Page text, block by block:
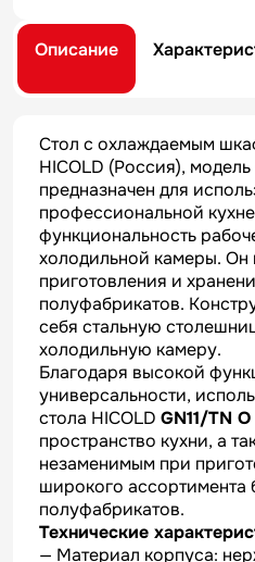
Описание
Стол с охлаждаемым
HICOLD (Россия), модель
предназначен для
профессиональной
функциональность
холодильной камеры. Он
приготовления и
полуфабрикатов.
себя стальную
холодильную камеру.
Благодаря высокой
универсальности,
стола HICOLD GN11/TN O
пространство кухни, а
незаменимым при
широкого ассортимента
полуфабрикатов.
Технические
— Материал корпуса: